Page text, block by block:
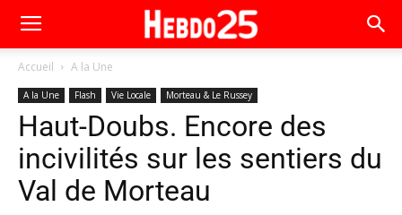
Accueil A la Une
A la Une Flash Vie Locale Morteau & Le Russey
Haut-Doubs. Encore des
incivilités sur les sentiers du
Val de Morteau